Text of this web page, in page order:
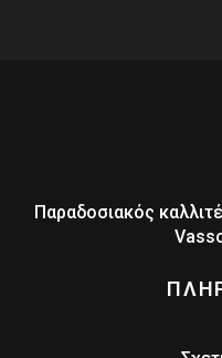
Παραδοσιακός